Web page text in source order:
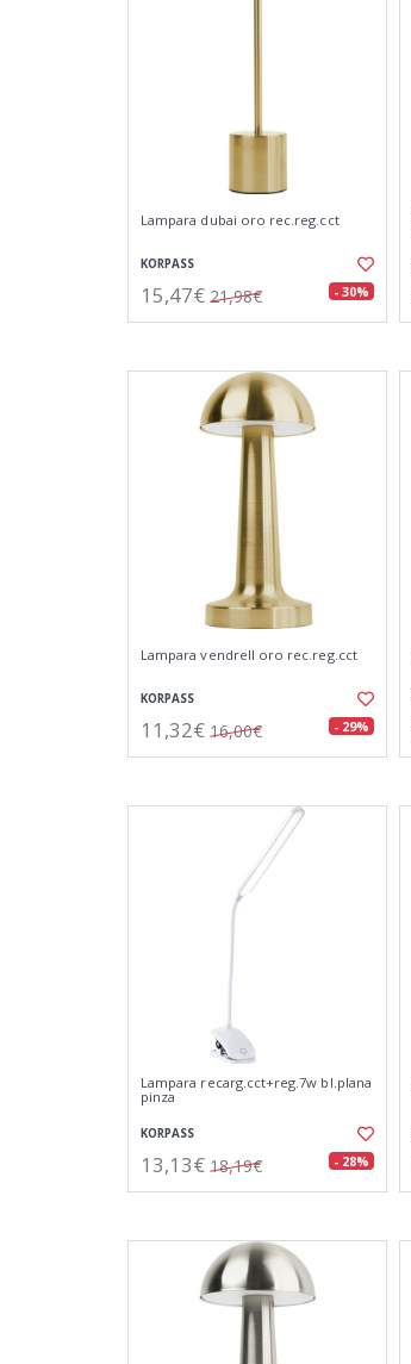
Lampara dubai oro rec.reg.cct
KORPASS
15,47€ 21,98€ - 30%
Lampara vendrell oro rec.reg.cct
KORPASS
11,32€ 16,00€ - 29%
Lampara recarg.cct+reg.7w bl.plana
pinza
KORPASS
13,13€ 18,19€ - 28%